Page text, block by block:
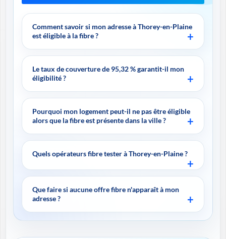
Comment savoir si mon adresse à Thorey-en-Plaine
est éligible à la fibre ?
Le taux de couverture de 95,32 % garantit-il mon
éligibilité ?
Pourquoi mon logement peut-il ne pas être éligible
alors que la fibre est présente dans la ville ?
Quels opérateurs fibre tester à Thorey-en-Plaine ?
Que faire si aucune offre fibre n'apparaît à mon
adresse ?